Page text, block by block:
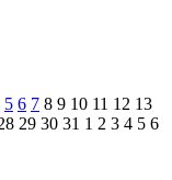
5 6 7 8 9 10 11 12 13
29 30 31 1 2 3 4 5 6